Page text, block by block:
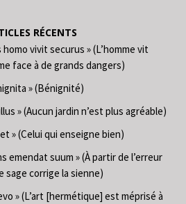
RÉCENTS
vivit securus » (L’homme vit
face à de grands dangers)
» (Bénignité)
» (Aucun jardin n’est plus agréable)
» (Celui qui enseigne bien)
emendat suum » (À partir de l’erreur
sage corrige la sienne)
» (L’art [hermétique] est méprisé à